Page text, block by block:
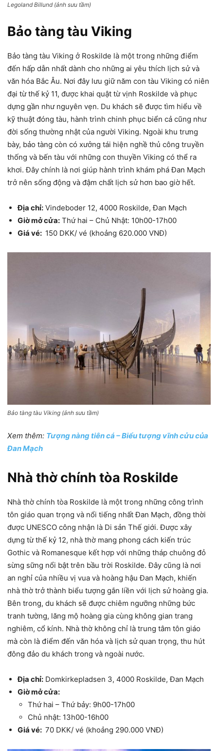
Legoland Billund (ảnh sưu tầm)
Bảo tàng tàu Viking
Bảo tàng tàu Viking ở Roskilde là một trong những điểm
đến hấp dẫn nhất dành cho những ai yêu thích lịch sử và
văn hóa Bắc Âu. Nơi đây lưu giữ năm con tàu Viking có niên
đại từ thế kỷ 11, được khai quật từ vịnh Roskilde và phục
dựng gần như nguyên vẹn. Du khách sẽ được tìm hiểu về
kỹ thuật đóng tàu, hành trình chinh phục biển cả cũng như
đời sống thường nhật của người Viking. Ngoài khu trưng
bày, bảo tàng còn có xưởng tái hiện nghề thủ công truyền
thống và bến tàu với những con thuyền Viking có thể ra
khơi. Đây chính là nơi giúp hành trình khám phá Đan Mạch
trở nên sống động và đậm chất lịch sử hơn bao giờ hết.
Địa chỉ: Vindeboder 12, 4000 Roskilde, Đan Mạch
Giờ mở cửa: Thứ hai – Chủ Nhật: 10h00-17h00
Giá vé: 150 DKK/ vé (khoảng 620.000 VNĐ)
Bảo tàng tàu Viking (ảnh sưu tầm)
Xem thêm: Tượng nàng tiên cá – Biểu tượng vĩnh cửu của
Đan Mạch
Nhà thờ chính tòa Roskilde
Nhà thờ chính tòa Roskilde là một trong những công trình
tôn giáo quan trọng và nổi tiếng nhất Đan Mạch, đồng thời
được UNESCO công nhận là Di sản Thế giới. Được xây
dựng từ thế kỷ 12, nhà thờ mang phong cách kiến trúc
Gothic và Romanesque kết hợp với những tháp chuông đỏ
sừng sững nổi bật trên bầu trời Roskilde. Đây cũng là nơi
an nghỉ của nhiều vị vua và hoàng hậu Đan Mạch, khiến
nhà thờ trở thành biểu tượng gắn liền với lịch sử hoàng gia.
Bên trong, du khách sẽ được chiêm ngưỡng những bức
tranh tường, lăng mộ hoàng gia cùng không gian trang
nghiêm, cổ kính. Nhà thờ không chỉ là trung tâm tôn giáo
mà còn là điểm đến văn hóa và lịch sử quan trọng, thu hút
đông đảo du khách trong và ngoài nước.
Địa chỉ: Domkirkepladsen 3, 4000 Roskilde, Đan Mạch
Giờ mở cửa:
Thứ hai – Thứ bảy: 9h00-17h00
Chủ nhật: 13h00-16h00
Giá vé: 70 DKK/ vé (khoảng 290.000 VNĐ)